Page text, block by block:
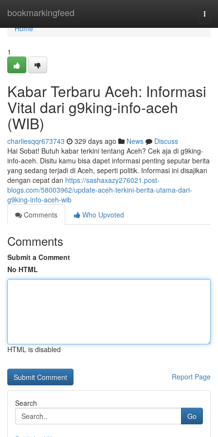
bookmarkingfeed
Home
Home
1
Kabar Terbaru Aceh: Informasi
Vital dari g9king-info-aceh
(WIB)
charliesqqr673743 329 days ago News
Discuss
Hai Sobat! Butuh kabar terkini tentang Aceh? Cek aja di g9king-
info-aceh. Disitu kamu bisa dapet informasi penting seputar berita
yang sedang terjadi di Aceh, seperti politik. Informasi ini disajikan
dengan cepat dan https://sashaxazy276021.post-
blogs.com/58003962/update-aceh-terkini-berita-utama-dari-
g9king-info-aceh-wib
Comments
Who Upvoted
Comments
Submit a Comment
No HTML
HTML is disabled
Report Page
Search
Go